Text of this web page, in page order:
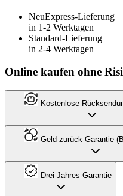
NeuExpress-Lieferung
in 1-2 Werktagen
Standard-Lieferung
in 2-4 Werktagen
Online kaufen ohne
Kostenlose
Geld-zurück-Garantie
Drei-Jahres-Garantie